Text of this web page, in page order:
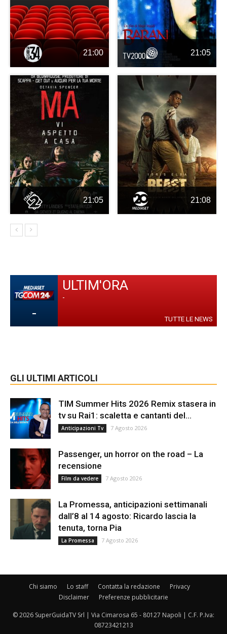
21:00 21:05
21:05 21:08
-
ULTIM'ORA
-
TUTTE LE NEWS
GLI ULTIMI ARTICOLI
TIM Summer Hits 2026 Remix stasera in
tv su Rai1: scaletta e cantanti del...
Anticipazioni Tv 7 Agosto 2026
Passenger, un horror on the road – La
recensione
Film da vedere 7 Agosto 2026
La Promessa, anticipazioni settimanali
dall’8 al 14 agosto: Ricardo lascia la
tenuta, torna Pia
La Promessa 7 Agosto 2026
Chi siamo Lo staff Contatta la redazione
Privacy
Disclaimer
Preferenze pubblicitarie
© 2026 SuperGuidaTV Srl | Via Cimarosa 65 - 80127 Napoli | C.F. P.Iva:
08723421213